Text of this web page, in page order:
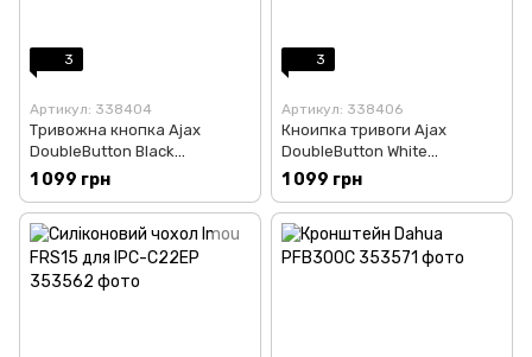
3
Артикул: 338404
Тривожна кнопка Ajax
DoubleButton Black
(38102.79.BL1)
1 099 грн
3
Артикул: 338406
Кноипка тривоги Ajax
DoubleButton White
(38103.79.WH1)
1 099 грн